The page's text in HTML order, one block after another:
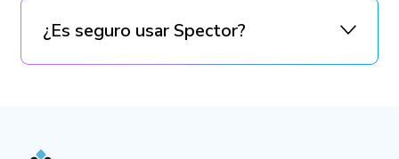
¿Es seguro usar Spector?